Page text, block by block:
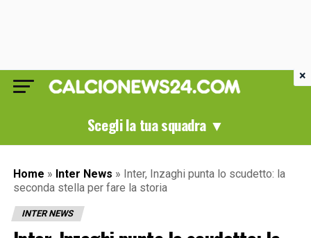
Scegli la tua squadra ▼
Home » Inter News » Inter, Inzaghi punta lo scudetto: la
seconda stella per fare la storia
INTER NEWS
×